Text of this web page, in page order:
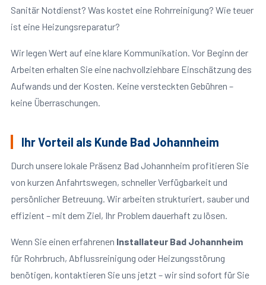
Sanitär Notdienst? Was kostet eine Rohrreinigung? Wie teuer
ist eine Heizungsreparatur?
Wir legen Wert auf eine klare Kommunikation. Vor Beginn der
Arbeiten erhalten Sie eine nachvollziehbare Einschätzung des
Aufwands und der Kosten. Keine versteckten Gebühren –
keine Überraschungen.
Ihr Vorteil als Kunde Bad Johannheim
Durch unsere lokale Präsenz Bad Johannheim profitieren Sie
von kurzen Anfahrtswegen, schneller Verfügbarkeit und
persönlicher Betreuung. Wir arbeiten strukturiert, sauber und
effizient – mit dem Ziel, Ihr Problem dauerhaft zu lösen.
Wenn Sie einen erfahrenen Installateur Bad Johannheim
für Rohrbruch, Abflussreinigung oder Heizungsstörung
benötigen, kontaktieren Sie uns jetzt – wir sind sofort für Sie